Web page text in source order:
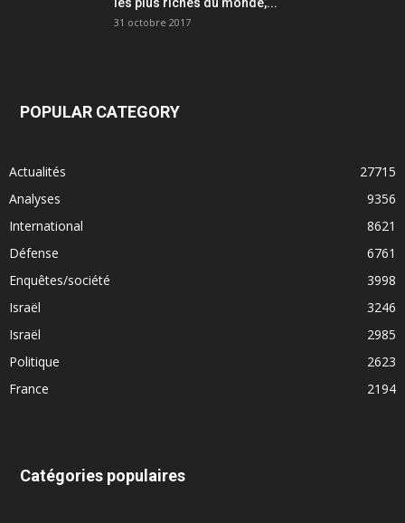
31 octobre 2017
POPULAR CATEGORY
Actualités
27715
Analyses
9356
International
8621
Défense
6761
Enquêtes/société
3998
Israël
3246
Israël
2985
Politique
2623
France
2194
Catégories populaires